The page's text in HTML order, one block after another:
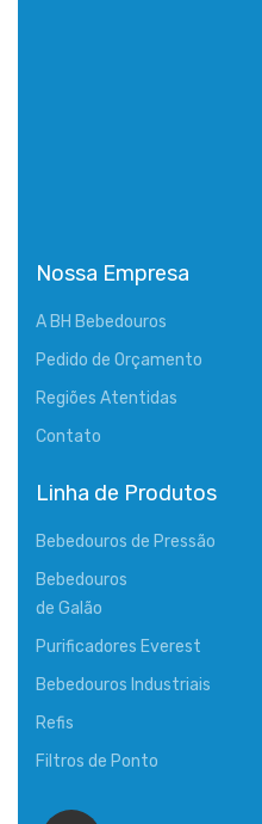
Nossa Empresa
A BH Bebedouros
Pedido de Orçamento
Regiões Atentidas
Contato
Linha de Produtos
Bebedouros de Pressão
Bebedouros
de Galão
Purificadores Everest
Bebedouros Industriais
Refis
Filtros de Ponto